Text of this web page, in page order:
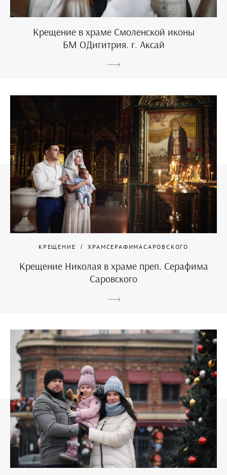
Крещение в храме Смоленской иконы
БМ ОДигитрия. г. Аксай
КРЕЩЕНИЕ ХРАМСЕРАФИМАСАРОВСКОГО
Крещение Николая в храме преп. Серафима
Саровского